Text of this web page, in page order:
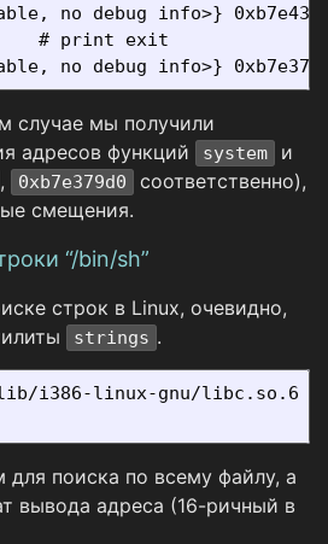
no debug info>}
# print exit
случае мы получили
адресов функций
system и
, 0xb7e379d0
соответственно),
смещения.
“/bin/sh”
строк в Linux, очевидно,
strings .
i386-linux-gnu/libc.so.6
для поиска по всему файлу, а
вывода адреса (16-ричный в